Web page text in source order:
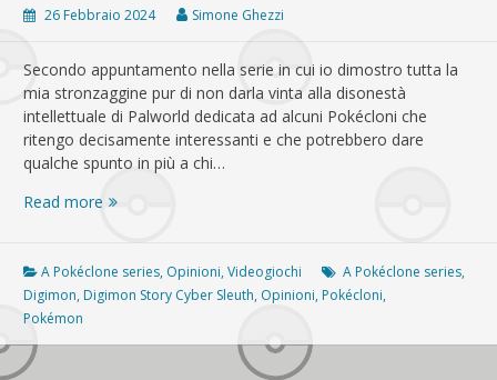
26 Febbraio 2024 Simone Ghezzi
Secondo appuntamento nella serie in cui io dimostro tutta la
mia stronzaggine pur di non darla vinta alla disonestà
intellettuale di Palworld dedicata ad alcuni Pokécloni che
ritengo decisamente interessanti e che potrebbero dare
qualche spunto in più a chi…
Read more A
–
Digimon
Cyber
A Pokéclone series, Opinioni,Videogiochi A Pokéclone series,
Digimon, Digimon Story Cyber Sleuth, Opinioni, Pokécloni,
Pokémon